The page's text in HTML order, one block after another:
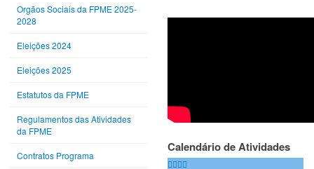
Orgãos Sociais da FPME 2025-
2028
Eleições 2024
Eleições 2025
Estatutos da FPME
Regulamentos das Atividades
da FPME
Contratos Programa
Calendário de Atividades